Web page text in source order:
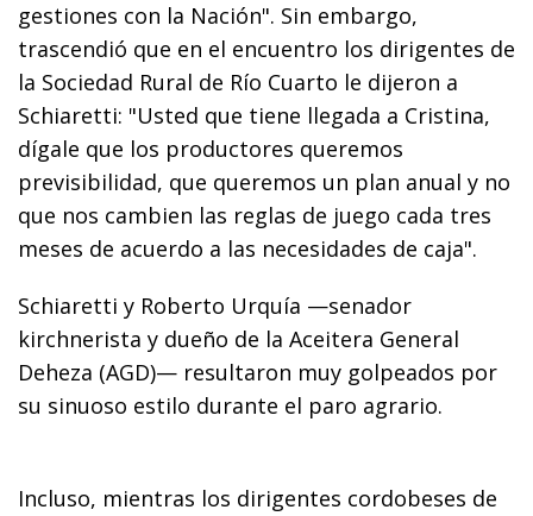
gestiones con la Nación". Sin embargo,
trascendió que en el encuentro los dirigentes de
la Sociedad Rural de Río Cuarto le dijeron a
Schiaretti: "Usted que tiene llegada a Cristina,
dígale que los productores queremos
previsibilidad, que queremos un plan anual y no
que nos cambien las reglas de juego cada tres
meses de acuerdo a las necesidades de caja".
Schiaretti y Roberto Urquía —senador
kirchnerista y dueño de la Aceitera General
Deheza (AGD)— resultaron muy golpeados por
su sinuoso estilo durante el paro agrario.
Incluso, mientras los dirigentes cordobeses de